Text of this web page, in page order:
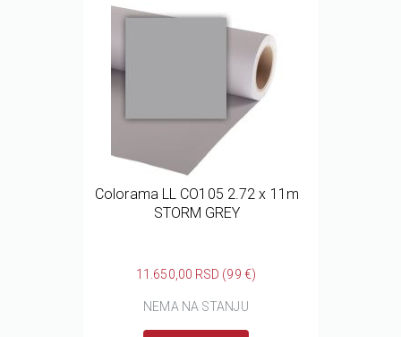
Colorama LL CO105 2.72 x 11m
STORM GREY
11.650,00 RSD (99 €)
NEMA NA STANJU